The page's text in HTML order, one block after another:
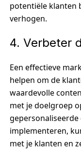
potentiële klanten
verhogen.
4. Verbeter
Een effectieve
helpen om de
waardevolle
met je doelgroep
implementeren,
met je klanten en